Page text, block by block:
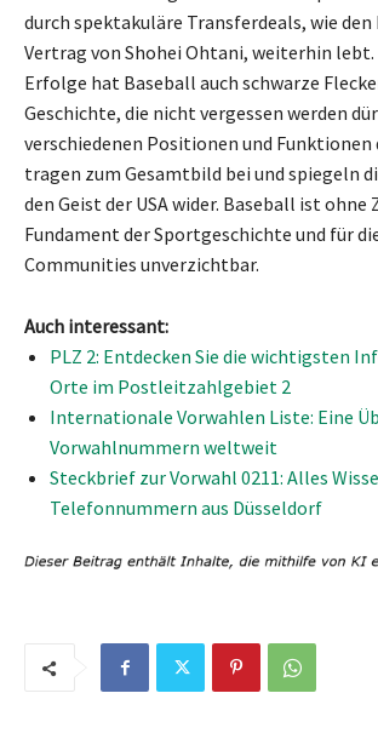
durch spektakuläre Transferdeals, wie
Vertrag von Shohei Ohtani, weiterhin
Erfolge hat Baseball auch schwarze
Geschichte, die nicht vergessen werden
verschiedenen Positionen und Funktionen
tragen zum Gesamtbild bei und spiegeln
den Geist der USA wider. Baseball ist ohne
Fundament der Sportgeschichte und für
Communities unverzichtbar.
Auch interessant:
PLZ 2: Entdecken Sie die wichtigsten
Orte im Postleitzahlgebiet 2
Internationale Vorwahlen Liste: Eine
Vorwahlnummern weltweit
Steckbrief zur Vorwahl 0211: Alles
Telefonnummern aus Düsseldorf